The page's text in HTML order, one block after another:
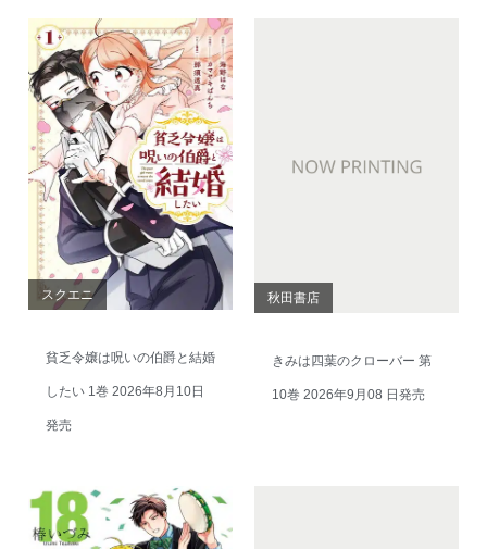
スクエニ
貧乏令嬢は呪いの伯爵と結婚
したい 1巻 2026年8月10日
発売
秋田書店
きみは四葉のクローバー 第
10巻 2026年9月08 日発売